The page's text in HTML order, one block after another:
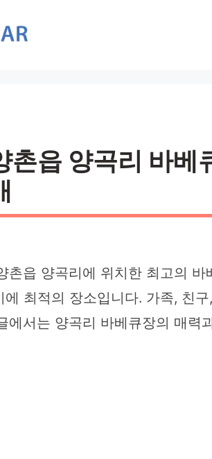
촌읍 양곡리 바베
촌읍 양곡리에 위치한 최고의
최적의 장소입니다. 가족, 친
에서는 양곡리 바베큐장의 매